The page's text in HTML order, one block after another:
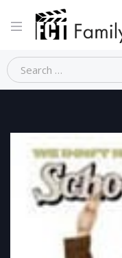
Home Commedia